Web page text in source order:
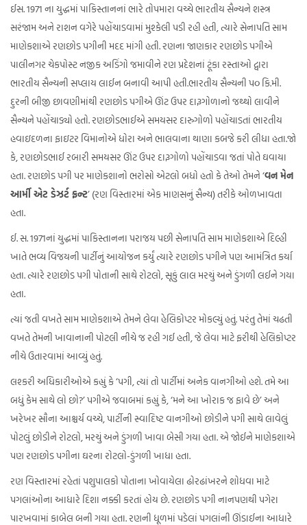
ઈસ. 1971 ના યુદ્ધમાં પાકિસ્તાનનાં ભારે તોપમારા વચ્ચે ભારતીય સૈન્યને શસ્ત્ર
સરંજામ અને રાશન વગેરે પહોંચાડવામાં મુશ્કેલી પડી રહી હતી, ત્યારે સેનાપતિ સામ
માણેકશાએ રણછોડ પગીની મદદ માંગી હતી. રણના જાણકાર રણછોડ પગીએ
પાલીનગર ચેકપોસ્ટ નજીક અડિંગો જમાવીને રણ પ્રદેશનાં ટૂંકા રસ્તાઓ દ્વારા
ભારતીય સૈન્યની સપ્લાય લાઈન બનાવી આપી હતી.ભારતીય સૈન્યની પ૦ કિ.મી.
દુરની બીજી છાવણીમાંથી રણછોડ પગીએ ઊંટ ઉપર દારૂગોળાનો જથ્થો લાવીને
સૈન્યને પહોંચાડ્યો હતો. રણછોડભાઈએ સમયસર દારુગોળો પહોંચાડતાં ભારતીય
હવાઇદળના ફાઇટર વિમાનોએ ધોરા અને ભાલવાના થાણા કબજે કરી લીધા હતા.જો
કે, રણછોડભાઈ રબારી સમયસર ઊંટ ઉપર દારૂગોળો પહોંચાડવા જતાં પોતે ઘવાયા
હતા. રણછોડ પગી પર માણેકશાનો ભરોસો એટલો બધો હતો કે તેઓ તેમને ‘વન મેન
આર્મી એટ ડેઝર્ટ ફ્રન્ટ’ (રણ વિસ્તારમાં એક માણસનું સૈન્ય) તરીકે ઓળખાવતા
હતા.
ઈ. સ. 1971નાં યુદ્ધમાં પાકિસ્તાનના પરાજય પછી સેનાપતિ સામ માણેકશાએ દિલ્હી
ખાતે ભવ્ય વિજયની પાર્ટીનું આયોજન કર્યું ત્યારે રણછોડ પગીને પણ આમંત્રિત કર્યા
હતા. ત્યારે રણછોડ પગી પોતાની સાથે રોટલો, સૂકું લાલ મરચું અને ડુંગળી લઈને ગયા
હતા.
ત્યાં જતી વખતે સામ માણેકશાએ તેમને લેવા હેલિકોપ્ટર મોકલ્યું હતું. પરંતુ તેમાં ચઢતી
વખતે તેમની ખાવાનાની પોટલી નીચે જ રહી ગઈ હતી, જે લેવા માટે ફરીથી હેલિકોપ્ટર
નીચે ઉતારવામાં આવ્યું હતું.
લશ્કરી અધિકારીઓએ કહ્યું કે ‘પગી, ત્યાં તો પાર્ટીમાં અનેક વાનગીઓ હશે. તમે આ
બધું કેમ સાથે લો છો?’ પગીએ જવાબમાં કહ્યું કે, ‘મને આ ખોરાક જ ફાવે છે’ અને
ખરેખર સૌના આશ્ચર્ય વચ્ચે, પાર્ટીની સ્વાદિષ્ટ વાનગીઓ છોડીને પગી સાથે લાવેલું
પોટલું છોડીને રોટલો, મરચું અને ડુંગળી ખાવા બેસી ગયા હતા. એ જોઈને માણેકશાએ
પણ રણછોડ પગીના ઘરના રોટલો-ડુંગળી ખાધા હતા.
રણ વિસ્તારમાં રહેતાં પશુપાલકો પોતાના ખોવાયેલા ઢોરઢાંખરને શોધવા માટે
પગલાંઓના આધારે દિશા નક્કી કરતાં હોય છે. રણછોડ પગી નાનપણથી પગેરા
પારખવામાં કાબેલ બની ગયા હતા. રણની ધૂળમાં પડેલાં પગલાંની ઊંડાઈના આધારે